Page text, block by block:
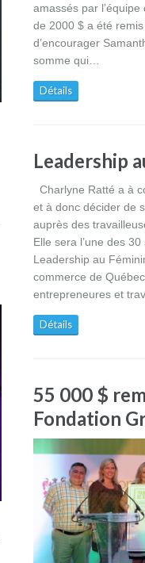
amassés par
de 2000 $ a été remis
d’encourager
somme qui…
Détails
Leadership
Charlyne Ratté a à
et à donc décider de
auprès des
Elle sera l’une des
Leadership au
commerce de
entrepreneures et
Détails
55 000 $
Fondation